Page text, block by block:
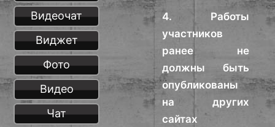
4. Работы
участников
ранее не
должны быть
опубликованы
на других
сайтах
Видеочат
Виджет
Фото
Видео
Чат